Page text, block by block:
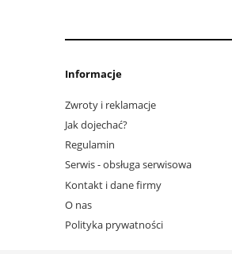
Informacje
Zwroty i reklamacje
Jak dojechać?
Regulamin
Serwis - obsługa serwisowa
Kontakt i dane firmy
O nas
Polityka prywatności